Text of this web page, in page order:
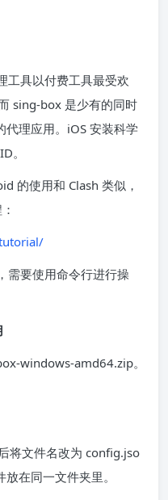
工具以付费工具最受欢
sing-box 是少有的同时
代理应用。iOS 安装科学
。
的使用和 Clash 类似，
需要使用命令行进行操
windows-amd64.zip。
将文件名改为 config.jso
在同一文件夹里。